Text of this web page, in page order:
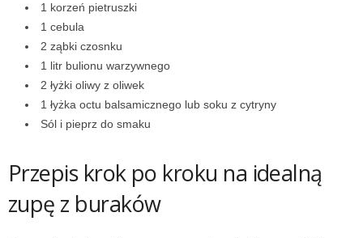
1 korzeń pietruszki
1 cebula
2 ząbki czosnku
1 litr bulionu warzywnego
2 łyżki oliwy z oliwek
1 łyżka octu balsamicznego lub soku z cytryny
Sól i pieprz do smaku
Przepis krok po kroku na idealną
zupę z buraków